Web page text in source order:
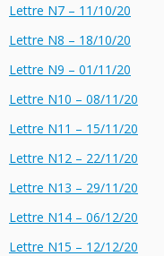
Lettre N7 – 11/10/20
Lettre N8 – 18/10/20
Lettre N9 – 01/11/20
Lettre N10 – 08/11/20
Lettre N11 – 15/11/20
Lettre N12 – 22/11/20
Lettre N13 – 29/11/20
Lettre N14 – 06/12/20
Lettre N15 – 12/12/20